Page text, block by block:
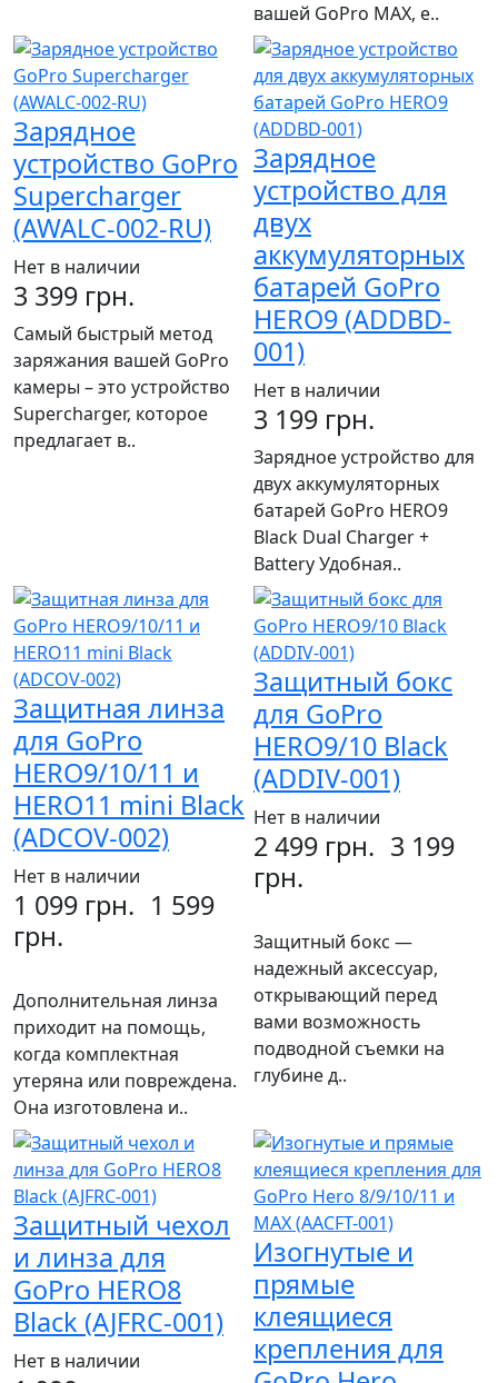
вашей GoPro MAX, е..
Зарядное
устройство GoPro
Supercharger
(AWALC-002-RU)
Нет в наличии
3 399 грн.
Самый быстрый метод
заряжания вашей GoPro
камеры – это устройство
Supercharger, которое
предлагает в..
Зарядное
устройство для
двух
аккумуляторных
батарей GoPro
HERO9 (ADDBD-
001)
Нет в наличии
3 199 грн.
Зарядное устройство для
двух аккумуляторных
батарей GoPro HERO9
Black Dual Charger +
Battery Удобная..
Защитная линза
для GoPro
HERO9/10/11 и
HERO11 mini Black
(ADCOV-002)
Нет в наличии
1 099 грн. 1 599
грн.
Дополнительная линза
приходит на помощь,
когда комплектная
утеряна или повреждена.
Она изготовлена и..
Защитный бокс
для GoPro
HERO9/10 Black
(ADDIV-001)
Нет в наличии
2 499 грн. 3 199
грн.
Защитный бокс —
надежный аксессуар,
открывающий перед
вами возможность
подводной съемки на
глубине д..
Защитный чехол
и линза для
GoPro HERO8
Black (AJFRC-001)
Нет в наличии
Изогнутые и
прямые
клеящиеся
крепления для